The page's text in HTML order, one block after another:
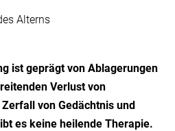
Alterns
ist geprägt von Ablagerungen
Verlust von
von Gedächtnis und
es keine heilende Therapie.